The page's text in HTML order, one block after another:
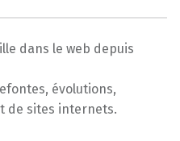
dans le web depuis
évolutions,
de sites internets.